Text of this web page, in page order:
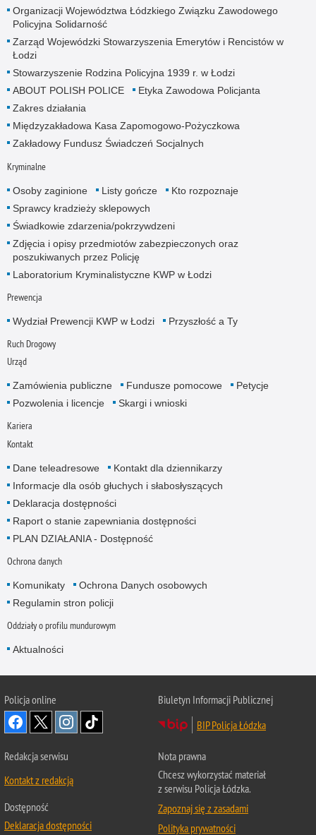
Organizacji Województwa Łódzkiego Związku Zawodowego
Policyjna Solidarność
Zarząd Wojewódzki Stowarzyszenia Emerytów i Rencistów w
Łodzi
Stowarzyszenie Rodzina Policyjna 1939 r. w Łodzi
ABOUT POLISH POLICE
Etyka Zawodowa Policjanta
Zakres działania
Międzyzakładowa Kasa Zapomogowo-Pożyczkowa
Zakładowy Fundusz Świadczeń Socjalnych
Kryminalne
Osoby zaginione Listy gończe
Kto rozpoznaje
Sprawcy kradzieży sklepowych
Świadkowie zdarzenia/pokrzywdzeni
Zdjęcia i opisy przedmiotów zabezpieczonych oraz
poszukiwanych przez Policję
Laboratorium Kryminalistyczne KWP w Łodzi
Prewencja
Wydział Prewencji KWP w Łodzi Przyszłość a Ty
Ruch Drogowy
Urząd
Zamówienia publiczne Fundusze pomocowe
Petycje
Pozwolenia i licencje
Skargi i wnioski
Kariera
Kontakt
Dane teleadresowe
Kontakt dla dziennikarzy
Informacje dla osób głuchych i słabosłyszących
Deklaracja dostępności
Raport o stanie zapewniania dostępności
PLAN DZIAŁANIA - Dostępność
Ochrona danych
Komunikaty
Ochrona Danych osobowych
Regulamin stron policji
Oddziały o profilu mundurowym
Aktualności
Policja online
Biuletyn Informacji Publicznej
BIP Policja Łódzka
Redakcja serwisu
Kontakt z redakcją
Dostępność
Deklaracja dostępności
Nota prawna
Chcesz wykorzystać materiał
z serwisu Policja Łódzka.
Zapoznaj się z zasadami
Polityka prywatności